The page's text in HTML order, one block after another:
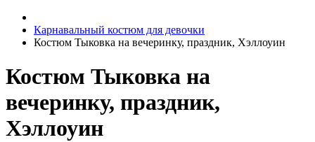
Карнавальный костюм для девочки
Костюм Тыковка на вечеринку, праздник, Хэллоуин
Костюм Тыковка на
вечеринку, праздник,
Хэллоуин